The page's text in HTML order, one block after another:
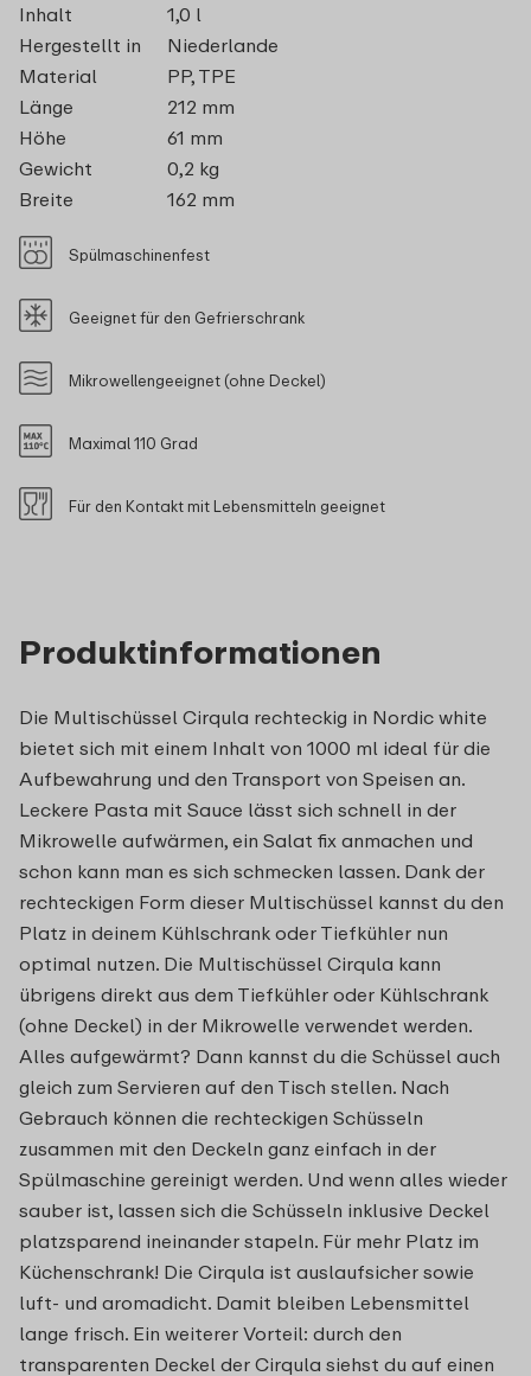
Produktinformationen
Die Multischüssel Cirqula rechteckig in Nordic white
bietet sich mit einem Inhalt von 1000 ml ideal für die
Aufbewahrung und den Transport von Speisen an.
Leckere Pasta mit Sauce lässt sich schnell in der
Mikrowelle aufwärmen, ein Salat fix anmachen und
schon kann man es sich schmecken lassen. Dank der
rechteckigen Form dieser Multischüssel kannst du den
Platz in deinem Kühlschrank oder Tiefkühler nun
optimal nutzen. Die Multischüssel Cirqula kann
übrigens direkt aus dem Tiefkühler oder Kühlschrank
(ohne Deckel) in der Mikrowelle verwendet werden.
Alles aufgewärmt? Dann kannst du die Schüssel auch
gleich zum Servieren auf den Tisch stellen. Nach
Gebrauch können die rechteckigen Schüsseln
zusammen mit den Deckeln ganz einfach in der
Spülmaschine gereinigt werden. Und wenn alles wieder
sauber ist, lassen sich die Schüsseln inklusive Deckel
platzsparend ineinander stapeln. Für mehr Platz im
Küchenschrank! Die Cirqula ist auslaufsicher sowie
luft- und aromadicht. Damit bleiben Lebensmittel
lange frisch. Ein weiterer Vorteil: durch den
transparenten Deckel der Cirqula siehst du auf einen
Inhalt
1,0 l
Hergestellt in
Niederlande
Material
PP, TPE
Länge
212 mm
Höhe
61 mm
Gewicht
0,2 kg
Breite
162 mm
Spülmaschinenfest
Geeignet für den Gefrierschrank
Mikrowellengeeignet (ohne Deckel)
Maximal 110 Grad
Für den Kontakt mit Lebensmitteln geeignet